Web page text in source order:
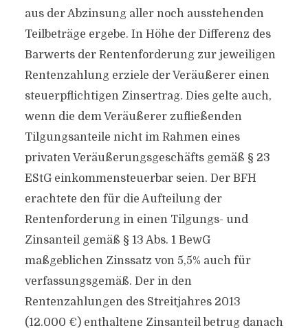
aus der Abzinsung aller noch ausstehenden
Teilbeträge ergebe. In Höhe der Differenz des
Barwerts der Rentenforderung zur jeweiligen
Rentenzahlung erziele der Veräußerer einen
steuerpflichtigen Zinsertrag. Dies gelte auch,
wenn die dem Veräußerer zufließenden
Tilgungsanteile nicht im Rahmen eines
privaten Veräußerungsgeschäfts gemäß § 23
EStG einkommensteuerbar seien. Der BFH
erachtete den für die Aufteilung der
Rentenforderung in einen Tilgungs- und
Zinsanteil gemäß § 13 Abs. 1 BewG
maßgeblichen Zinssatz von 5,5% auch für
verfassungsgemäß. Der in den
Rentenzahlungen des Streitjahres 2013
(12.000 €) enthaltene Zinsanteil betrug danach